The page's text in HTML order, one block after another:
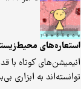
آن می‌پردازد و از سوی
مخاطب با این
داستان‌نویسی یا
آگاهی و الهام‌بخشی
استعاره‌های
انیمیشن‌های کوتاه با
توانسته‌اند به ابزاری